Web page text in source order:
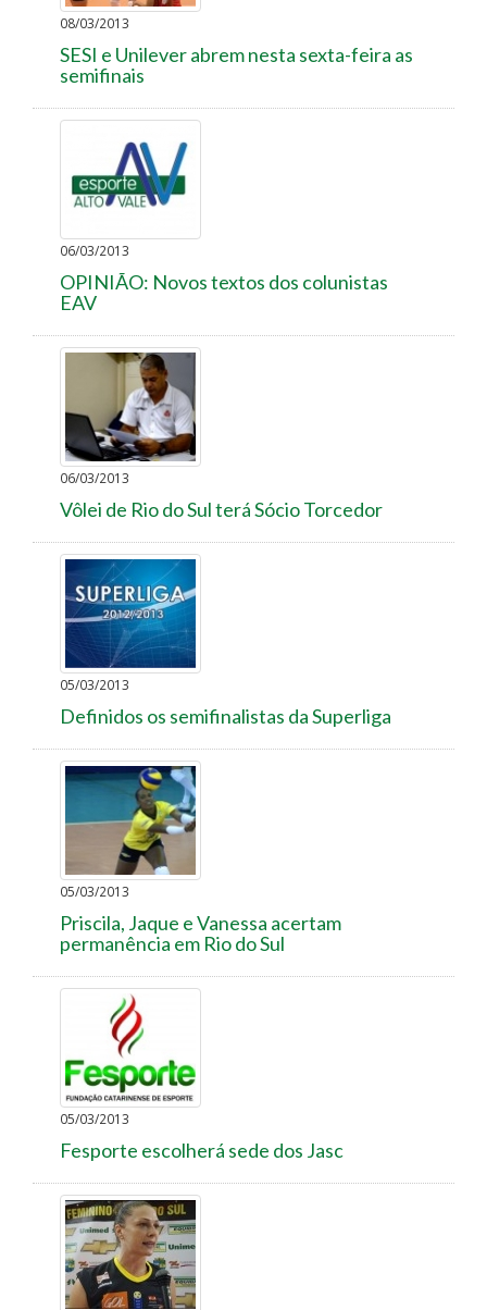
08/03/2013
SESI e Unilever abrem nesta sexta-feira as
semifinais
06/03/2013
OPINIÃO: Novos textos dos colunistas
EAV
06/03/2013
Vôlei de Rio do Sul terá Sócio Torcedor
05/03/2013
Definidos os semifinalistas da Superliga
05/03/2013
Priscila, Jaque e Vanessa acertam
permanência em Rio do Sul
05/03/2013
Fesporte escolherá sede dos Jasc